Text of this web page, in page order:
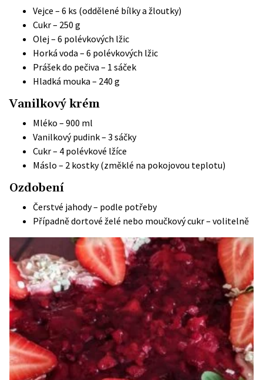
Vejce – 6 ks (oddělené bílky a žloutky)
Cukr – 250 g
Olej – 6 polévkových lžic
Horká voda – 6 polévkových lžic
Prášek do pečiva – 1 sáček
Hladká mouka – 240 g
Vanilkový krém
Mléko – 900 ml
Vanilkový pudink – 3 sáčky
Cukr – 4 polévkové lžíce
Máslo – 2 kostky (změklé na pokojovou teplotu)
Ozdobení
Čerstvé jahody – podle potřeby
Případně dortové želé nebo moučkový cukr – volitelně